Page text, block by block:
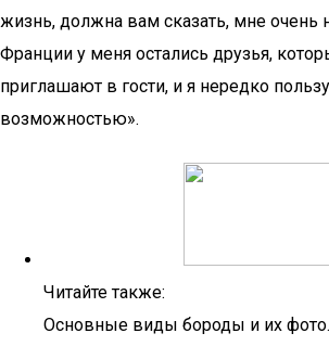
жизнь, должна вам сказать, мне очень
Франции у меня остались друзья,
приглашают в гости, и я нередко
возможностью».
Читайте также:
Основные виды бороды и их